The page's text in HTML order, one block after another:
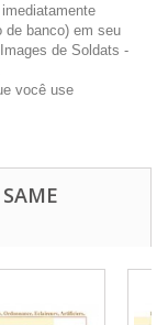
de banco) em seu
de Soldats -
você use